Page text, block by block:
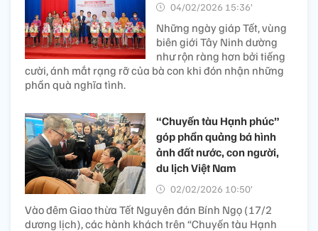
04/02/2026 15:36’
Những ngày giáp Tết, vùng
biên giới Tây Ninh dường
như rộn ràng hơn bởi tiếng
cười, ánh mắt rạng rỡ của bà con khi đón nhận những
phần quà nghĩa tình.
“Chuyến tàu Hạnh phúc”
góp phần quảng bá hình
ảnh đất nước, con người,
du lịch Việt Nam
02/02/2026 10:50’
Vào đêm Giao thừa Tết Nguyên đán Bính Ngọ (17/2
dương lịch), các hành khách trên “Chuyến tàu Hạnh